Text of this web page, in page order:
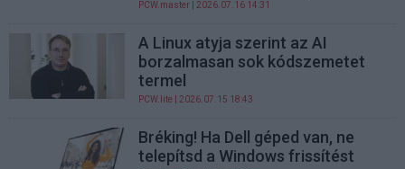
PCW.master | 2026.07.16 14:31
A Linux atyja szerint az AI
borzalmasan sok kódszemetet
termel
PCW.lite | 2026.07.15 18:43
Bréking! Ha Dell géped van, ne
telepítsd a Windows frissítést